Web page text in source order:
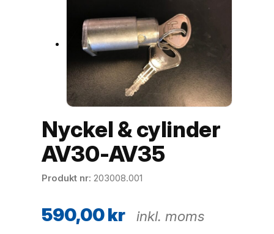
Nyckel & cylinder
AV30-AV35
Produkt nr 203008.001
590,00kr inkl. moms